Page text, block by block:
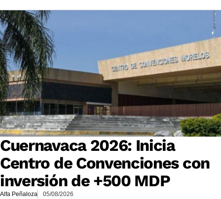
Cuernavaca 2026: Inicia
Centro de Convenciones con
inversión de +500 MDP
Alfa Peñaloza 05/08/2026